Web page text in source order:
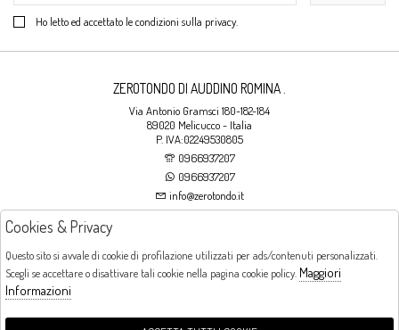
Ho letto ed accettato le condizioni sulla privacy.
ZEROTONDO DI AUDDINO ROMINA .
Via Antonio Gramsci 180-182-184
89020 Melicucco - Italia
P. IVA:02249530805
0966937207
0966937207
info@zerotondo.it
Orari di apertura
LUNEDI: CHIUSO LA MATTINA - DALLE 16:00 ALLE 20:00 DAL MARTEDI AL
Cookies & Privacy
Questo sito si avvale di cookie di profilazione utilizzati per ads/contenuti personalizzati.
Scegli se accettare o disattivare tali cookie nella pagina cookie policy. Maggiori
Informazioni